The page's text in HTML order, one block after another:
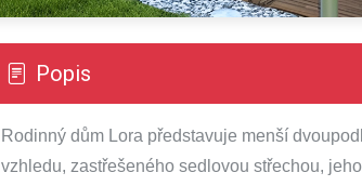
Popis
Rodinný dům Lora představuje menší
vzhledu, zastřešeného sedlovou střechou,